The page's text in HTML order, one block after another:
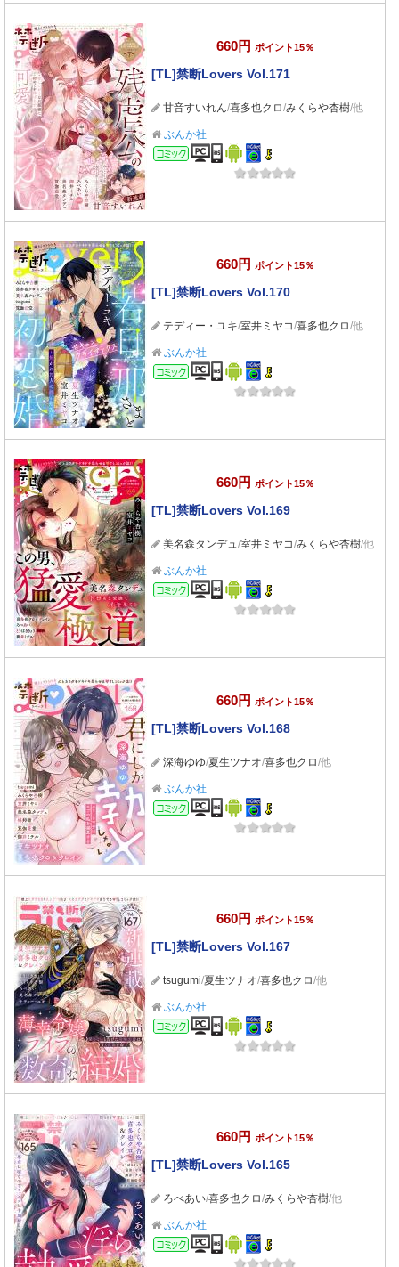
660円 ポイント15％
[TL]禁断Lovers Vol.171
甘音すいれん/喜多也クロ/みくらや杏樹/他
ぶんか社
コミック
660円 ポイント15％
[TL]禁断Lovers Vol.170
テディー・ユキ/室井ミヤコ/喜多也クロ/他
ぶんか社
コミック
660円 ポイント15％
[TL]禁断Lovers Vol.169
美名森タンデュ/室井ミヤコ/みくらや杏樹/他
ぶんか社
コミック
660円 ポイント15％
[TL]禁断Lovers Vol.168
深海ゆゆ/夏生ツナオ/喜多也クロ/他
ぶんか社
コミック
660円 ポイント15％
[TL]禁断Lovers Vol.167
tsugumi/夏生ツナオ/喜多也クロ/他
ぶんか社
コミック
660円 ポイント15％
[TL]禁断Lovers Vol.165
ろべあい/喜多也クロ/みくらや杏樹/他
ぶんか社
コミック